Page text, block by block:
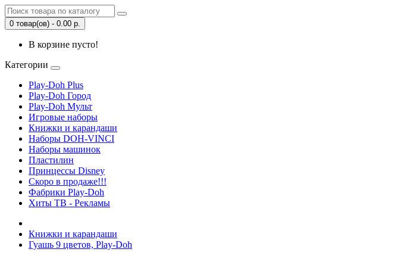
0 товар(ов) - 0.00 р.
В корзине пусто!
Категории
Play-Doh Plus
Play-Doh Город
Play-Doh Мульт
Игровые наборы
Книжки и карандаши
Наборы DOH-VINCI
Наборы машинок
Пластилин
Принцессы Disney
Скоро в продаже!!!
Фабрики Play-Doh
Хиты ТВ - Рекламы
Книжки и карандаши
Гуашь 9 цветов, Play-Doh